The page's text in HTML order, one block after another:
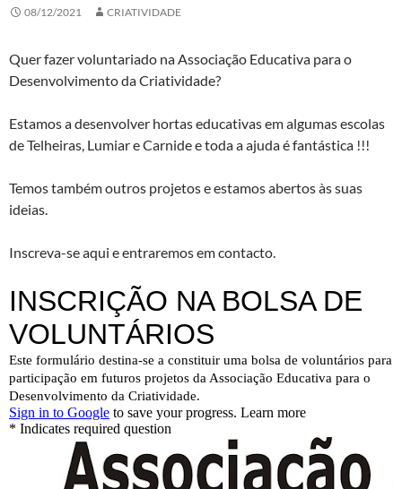
08/12/2021 CRIATIVIDADE
Quer fazer voluntariado na Associação Educativa para o
Desenvolvimento da Criatividade?
Estamos a desenvolver hortas educativas em algumas escolas
de Telheiras, Lumiar e Carnide e toda a ajuda é fantástica !!!
Temos também outros projetos e estamos abertos às suas
ideias.
Inscreva-se aqui e entraremos em contacto.